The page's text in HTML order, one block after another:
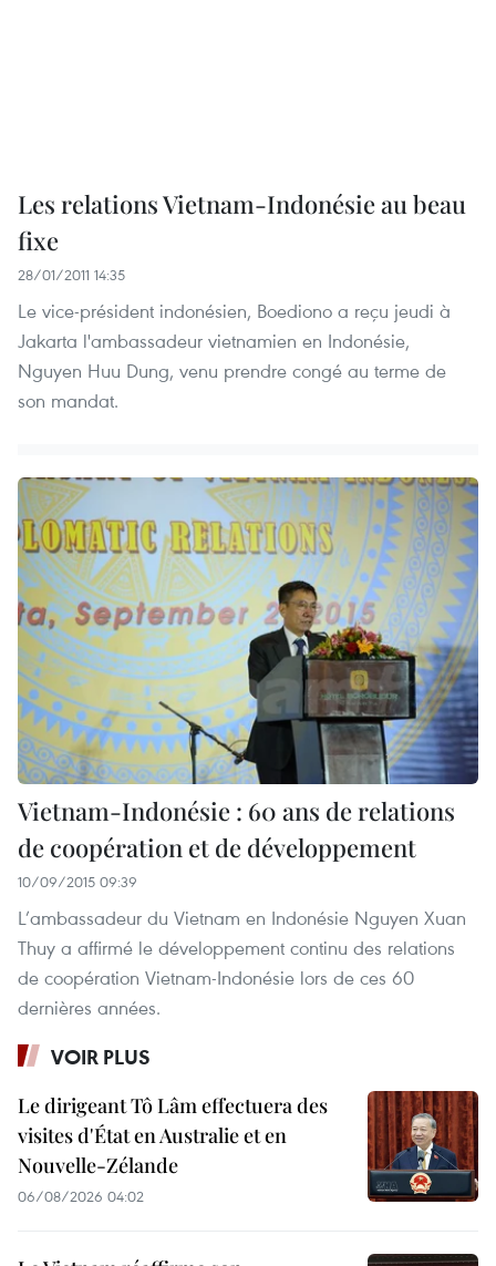
Les relations Vietnam-Indonésie au beau
fixe
28/01/2011 14:35
Le vice-président indonésien, Boediono a reçu jeudi à
Jakarta l'ambassadeur vietnamien en Indonésie,
Nguyen Huu Dung, venu prendre congé au terme de
son mandat.
Vietnam-Indonésie : 60 ans de relations
de coopération et de développement
10/09/2015 09:39
L’ambassadeur du Vietnam en Indonésie Nguyen Xuan
Thuy a affirmé le développement continu des relations
de coopération Vietnam-Indonésie lors de ces 60
dernières années.
VOIR PLUS
Le dirigeant Tô Lâm effectuera des
visites d'État en Australie et en
Nouvelle-Zélande
06/08/2026 04:02